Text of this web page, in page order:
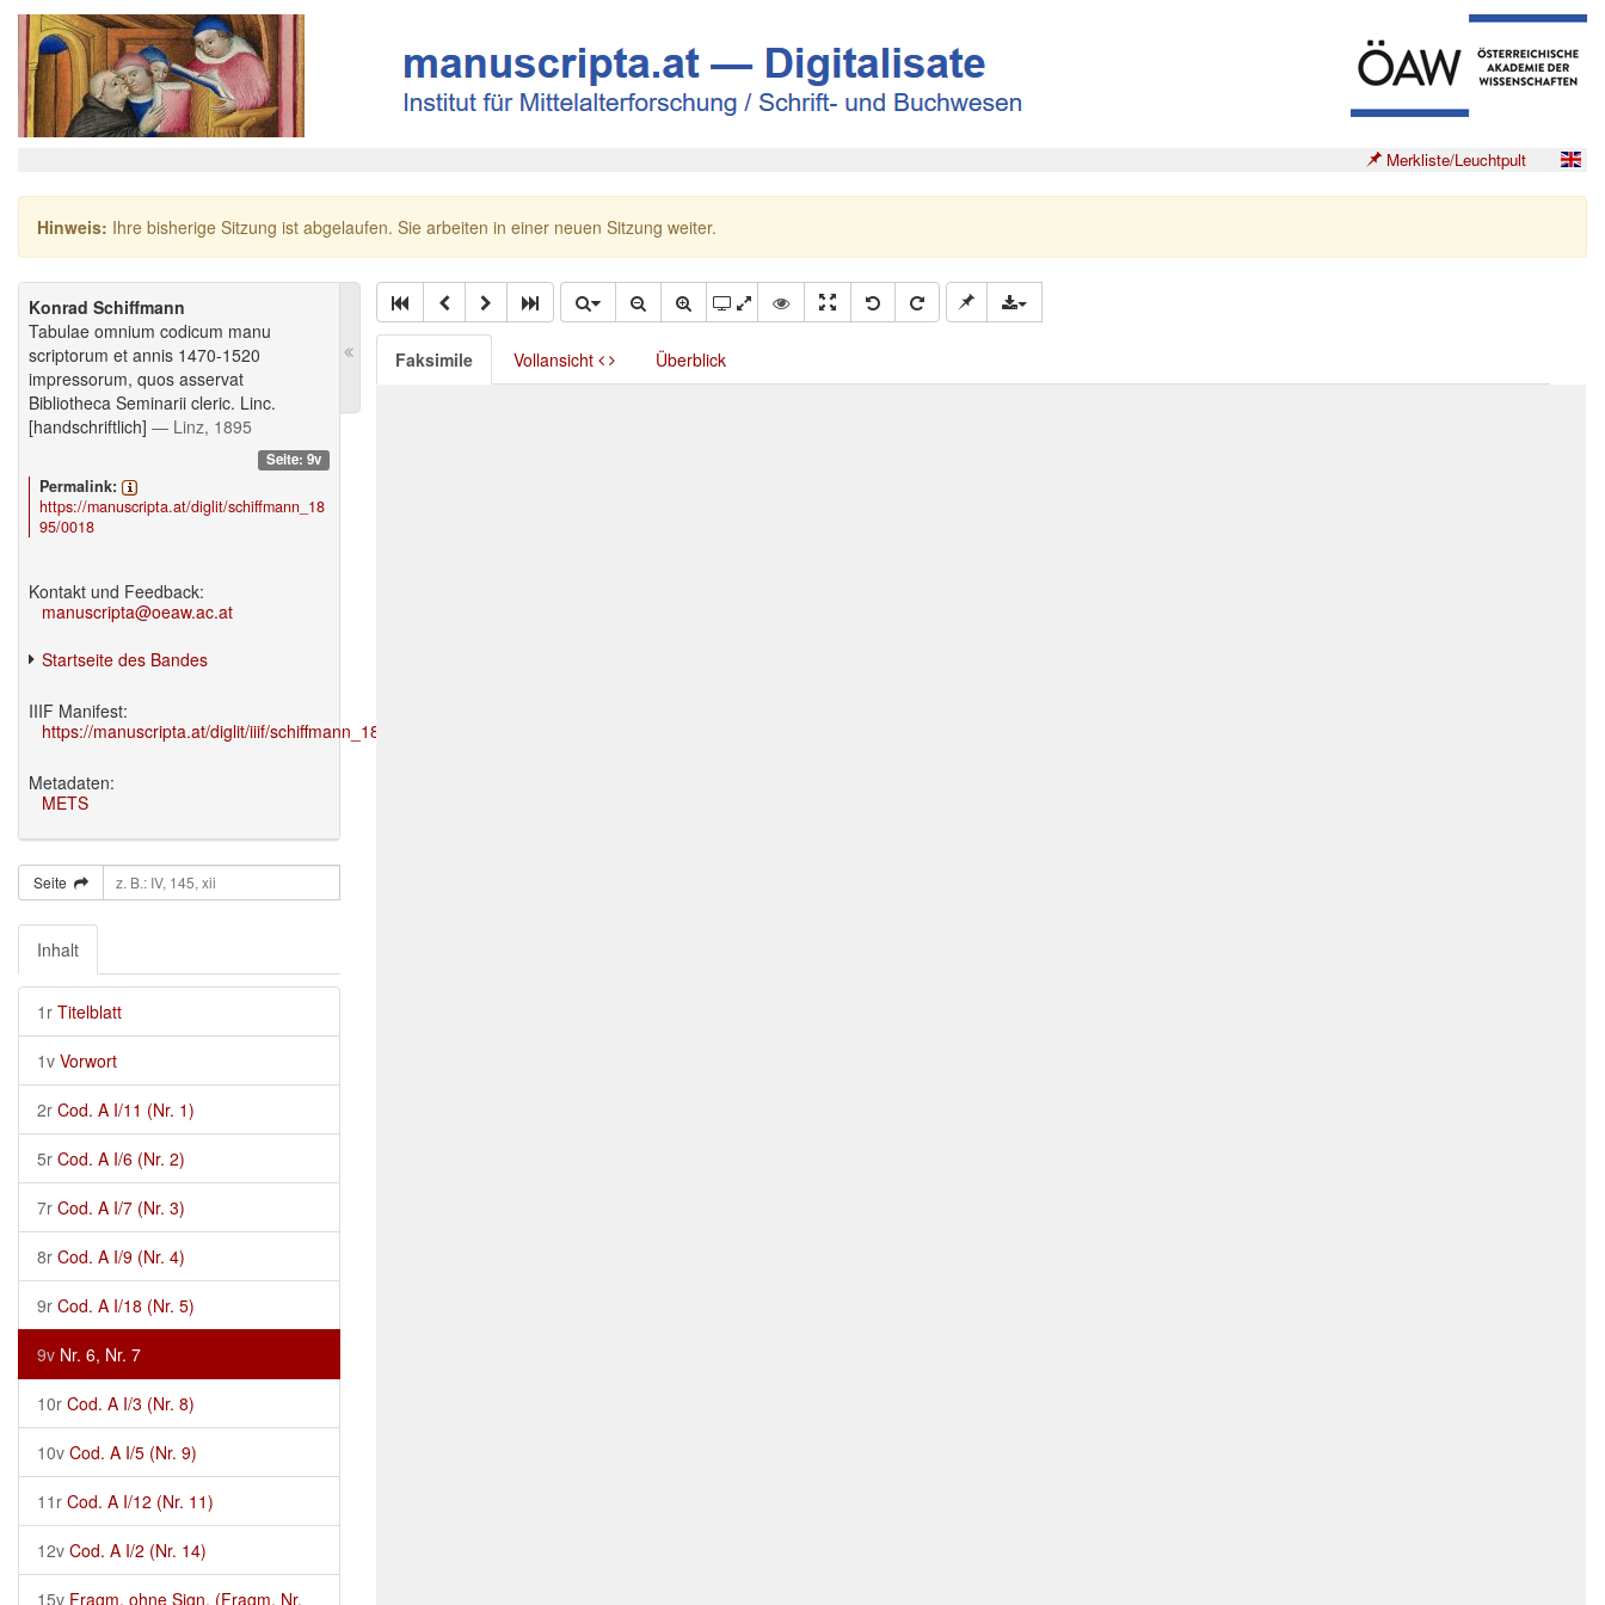
Merkliste/Leuchtpult
Hinweis: Ihre bisherige Sitzung ist abgelaufen. Sie arbeiten in einer neuen Sitzung weiter.
Konrad Schiffmann
Tabulae omnium codicum manu
scriptorum et annis 1470-1520
impressorum, quos asservat
Bibliotheca Seminarii cleric. Linc.
[handschriftlich] — Linz, 1895
Seite: 9v
Permalink:
https://manuscripta.at/diglit/schiffmann_18
95/0018
Kontakt und Feedback:
manuscripta@oeaw.ac.at
Startseite des Bandes
IIIF Manifest:
https://manuscripta.at/diglit/iiif/schiffmann_1895/manifest.json
Metadaten:
METS
Seite
Inhalt
1r Titelblatt
1v Vorwort
2r Cod. A I/11 (Nr. 1)
5r Cod. A I/6 (Nr. 2)
7r Cod. A I/7 (Nr. 3)
8r Cod. A I/9 (Nr. 4)
9r Cod. A I/18 (Nr. 5)
9v Nr. 6, Nr. 7
10r Cod. A I/3 (Nr. 8)
10v Cod. A I/5 (Nr. 9)
11r Cod. A I/12 (Nr. 11)
12v Cod. A I/2 (Nr. 14)
15v Fragm. ohne Sign. (Fragm. Nr.
Faksimile Vollansicht Überblick